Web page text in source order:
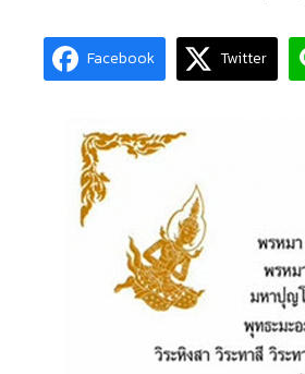
Facebook Twitter